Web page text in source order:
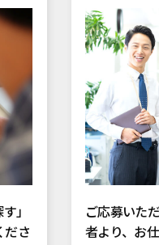
」
ださ
ご応募いた
者より、お